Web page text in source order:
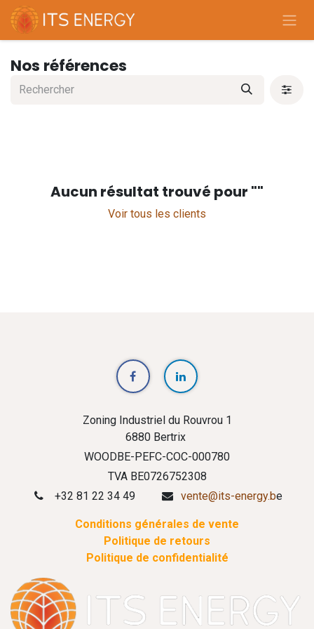
Se rendre au contenu
Nos références
Aucun résultat trouvé pour ""
Voir tous les clients
Zoning Industriel du Rouvrou 1
6880 Bertrix
WOODBE-PEFC-COC-000780
TVA BE0726752308
+32 81 22 34 49
vente@its-energy.be
Conditions générales de vente
Politique de retours
Politique de confidentialité